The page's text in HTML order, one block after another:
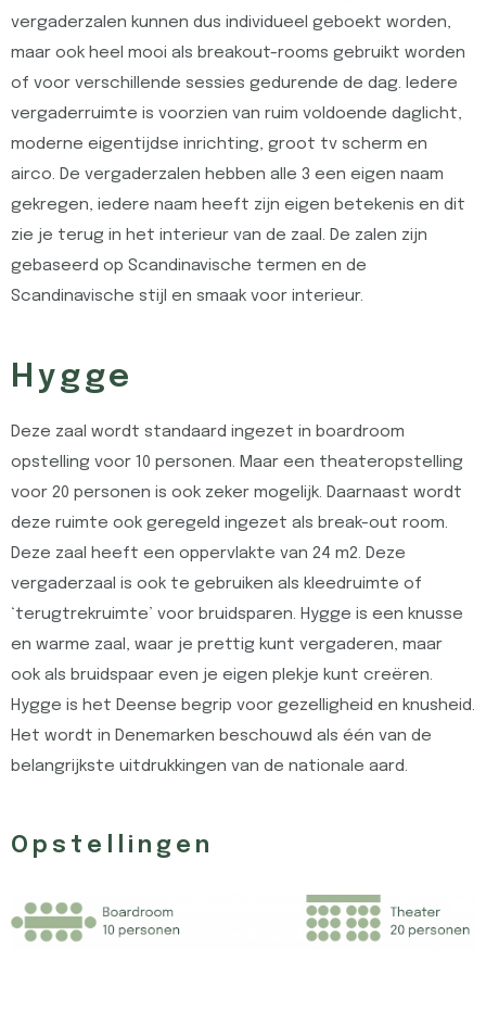
vergaderzalen kunnen dus individueel geboekt worden,
maar ook heel mooi als breakout-rooms gebruikt worden
of voor verschillende sessies gedurende de dag. Iedere
vergaderruimte is voorzien van ruim voldoende daglicht,
moderne eigentijdse inrichting, groot tv scherm en
airco. De vergaderzalen hebben alle 3 een eigen naam
gekregen, iedere naam heeft zijn eigen betekenis en dit
zie je terug in het interieur van de zaal. De zalen zijn
gebaseerd op Scandinavische termen en de
Scandinavische stijl en smaak voor interieur.
Hygge
Deze zaal wordt standaard ingezet in boardroom
opstelling voor 10 personen. Maar een theateropstelling
voor 20 personen is ook zeker mogelijk. Daarnaast wordt
deze ruimte ook geregeld ingezet als break-out room.
Deze zaal heeft een oppervlakte van 24 m2. Deze
vergaderzaal is ook te gebruiken als kleedruimte of
‘terugtrekruimte’ voor bruidsparen. Hygge is een knusse
en warme zaal, waar je prettig kunt vergaderen, maar
ook als bruidspaar even je eigen plekje kunt creëren.
Hygge is het Deense begrip voor gezelligheid en knusheid.
Het wordt in Denemarken beschouwd als één van de
belangrijkste uitdrukkingen van de nationale aard.
Opstellingen